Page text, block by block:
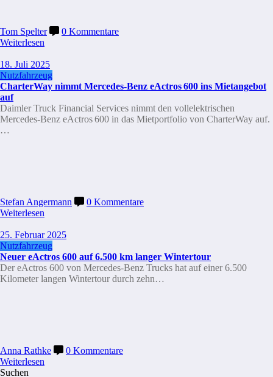
Tom Spelter
0 Kommentare
Weiterlesen
18. Juli 2025
Nutzfahrzeug
CharterWay nimmt Mercedes‑Benz eActros 600 ins Mietangebot
auf
Daimler Truck Financial Services nimmt den vollelektrischen
Mercedes‑Benz eActros 600 in das Mietportfolio von CharterWay auf.
…
Stefan Angermann
0 Kommentare
Weiterlesen
25. Februar 2025
Nutzfahrzeug
Neuer eActros 600 auf 6.500 km langer Wintertour
Der eActros 600 von Mercedes-Benz Trucks hat auf einer 6.500
Kilometer langen Wintertour durch zehn…
Anna Rathke
0 Kommentare
Weiterlesen
Suchen